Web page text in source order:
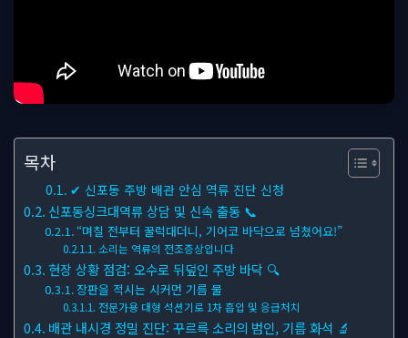
목차
✔ 신포동 주방 배관 안심 역류 진단 신청
신포동싱크대역류 상담 및 신속 출동 📞
“며칠 전부터 꿀럭대더니, 기어코 바닥으로 넘쳤어요!”
소리는 역류의 전조증상입니다
현장 상황 점검: 오수로 뒤덮인 주방 바닥 🔍
장판을 적시는 시커먼 기름 물
전문가용 대형 석션기로 1차 흡입 및 응급처치
배관 내시경 정밀 진단: 꾸르륵 소리의 범인, 기름 화석 🔬